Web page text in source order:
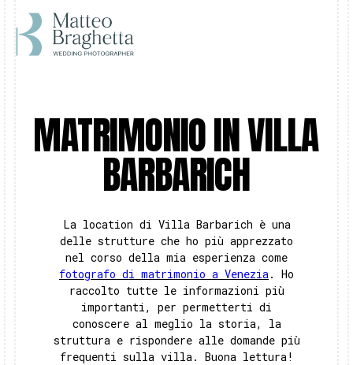
MATRIMONIO IN VILLA
BARBARICH
La location di Villa Barbarich è una
delle strutture che ho più apprezzato
nel corso della mia esperienza come
fotografo di matrimonio a Venezia . Ho
raccolto tutte le informazioni più
importanti, per permetterti di
conoscere al meglio la storia, la
struttura e rispondere alle domande più
frequenti sulla villa. Buona lettura!